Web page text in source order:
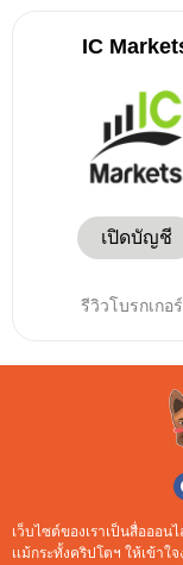
IC
เปิดบัญชี
รีวิวโบรกเกอร์
เว็บไซต์ของเราเป็นสื่อออน
เเม้กระทั้งคริปโตฯ ให้เข้า